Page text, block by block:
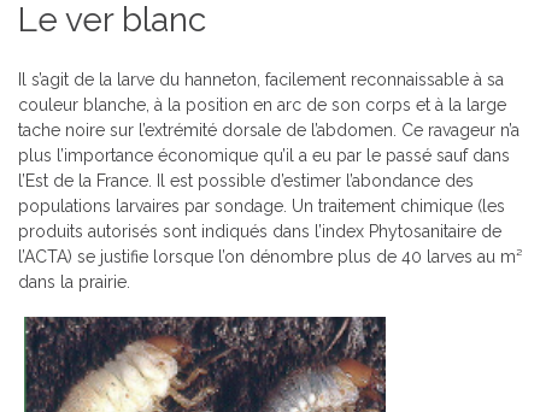
Le ver blanc
Il s’agit de la larve du hanneton, facilement reconnaissable à sa
couleur blanche, à la position en arc de son corps et à la large
tache noire sur l’extrémité dorsale de l’abdomen. Ce ravageur n’a
plus l’importance économique qu’il a eu par le passé sauf dans
l’Est de la France. Il est possible d’estimer l’abondance des
populations larvaires par sondage. Un traitement chimique (les
produits autorisés sont indiqués dans l’index Phytosanitaire de
l’ACTA) se justifie lorsque l’on dénombre plus de 40 larves au m²
dans la prairie.